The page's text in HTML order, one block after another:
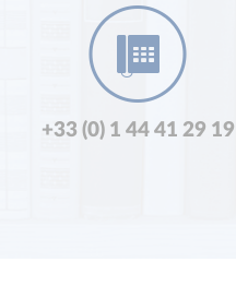
+33 (0) 1 44 41 29 19